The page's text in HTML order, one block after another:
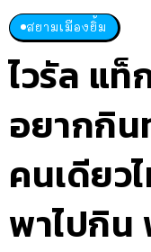
สยามเมืองยิ้ม
ไวรัล แท็
อยากกิน
คนเดียว
พาไปกิน